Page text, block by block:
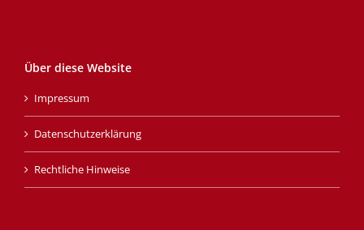
Über diese Website
Impressum
Datenschutzerklärung
Rechtliche Hinweise